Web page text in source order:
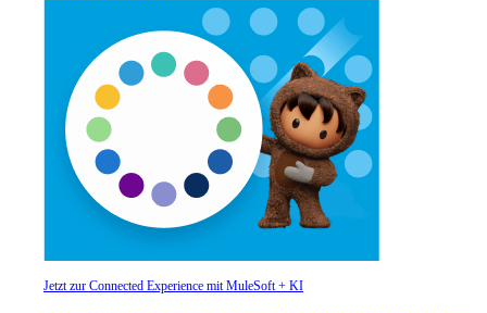
Jetzt zur Connected Experience mit MuleSoft + KI